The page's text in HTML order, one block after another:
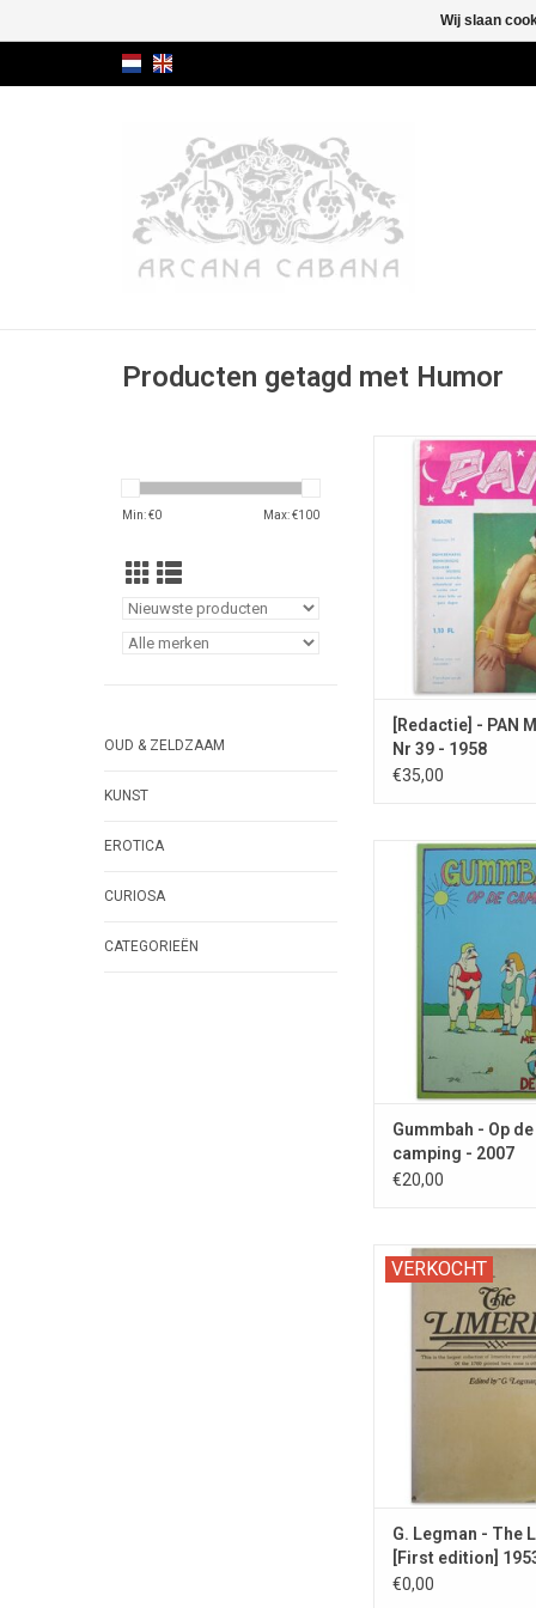
Producten getagd met Humor
Min: €0 Max: €100
OUD & ZELDZAAM
KUNST
EROTICA
CURIOSA
CATEGORIEËN
Met cartoon van de
kunstenaar Tom
(1931-2004)
TOEVOEGEN AAN
[Redactie] - PAN
Nr 39 - 1958
€35,00
Absurde cartoons in
VAKANTIE.
TOEVOEGEN AAN
Gummbah - Op de
camping - 2007
€20,00
VERKOCHT
Bargoense
omvangrijke
moppen op rijm in
G. Legman - The
[First edition]
€0,00
Wij slaan